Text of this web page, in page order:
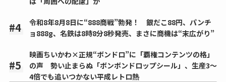
令和8年8月8日に“888商戦”勃発！ 銀だこ88円、パンチ
ョ888g、名鉄は8時8分8秒発売、まさに商機は“末広がり”
映画ちいかわ×正規“ボンドロ”に「覇権コンテンツの格」
の声 勢い止まらぬ「ボンボンドロップシール」、生産3～
4倍でも追いつかない平成レトロ熱